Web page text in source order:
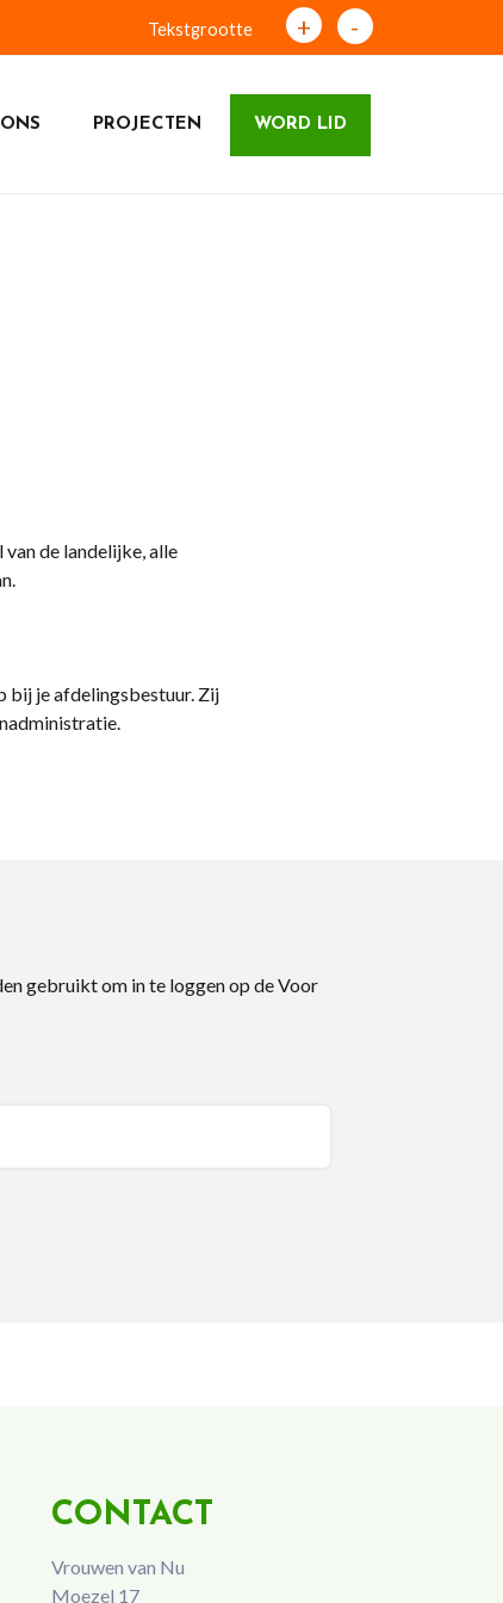
Tekstgrootte + -
PROJECTEN WORD LID
de landelijke, alle
bij je afdelingsbestuur. Zij
gebruikt om in te loggen op de Voor
CONTACT
Vrouwen van Nu
Moezel 17